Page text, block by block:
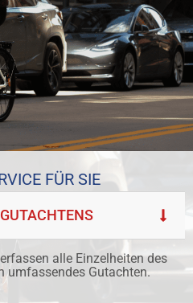
FÜR SIE
alle Einzelheiten des
umfassendes Gutachten.